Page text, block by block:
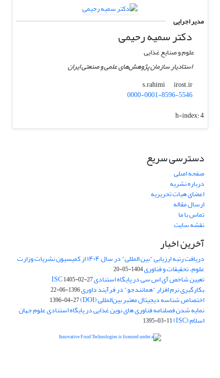
مدیر اجرایی
دکتر سمیه رحیمی
علوم و صنایع غذایی
استادیار سازمان پژوهش‌های علمی و صنعتی ایران
s.rahimi
irost.ir
0000-0001-8596-5546
h-index:4
دسترسی سریع
صفحه اصلی
درباره نشریه
اعضای هیات تحریریه
ارسال مقاله
تماس با ما
نقشه سایت
آخرین اخبار
دریافت رتبه ارزیابی "بین المللی" در سال ۱۴۰۴ از کمیسیون نشریات وزارت
علوم، تحقیقات و فناوری1404-05-20
تعیین شاخص آی اس سی در پایگاه استنادی ISC1405-02-27
بکارگیری نرم افزار "همانندجو" در فرآیند داوری1396-06-22
اختصاص شناسه دیجیتال معتبر بین‌المللی (DOI) 1396-04-27
نمایه شدن فصلنامه فناوری های نوین غذایی در پایگاه استنادی علوم جهان
اسلام (ISC) 1395-03-11